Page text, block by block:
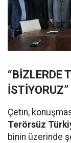
“BİZLERDE
İSTİYORUZ”
Çetin,
Terörsüz
binin üzerinde